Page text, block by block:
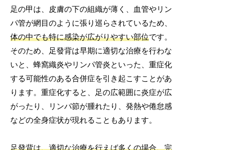
足の甲は、皮膚の下の組織が薄く、血管やリン
パ管が網目のように張り巡らされているため、
体の中でも特に感染が広がりやすい部位です。
そのため、足發背は早期に適切な治療を行わな
いと、蜂窩織炎やリンパ管炎といった、重症化
する可能性のある合併症を引き起こすことがあ
ります。重症化すると、足の広範囲に炎症が広
がったり、リンパ節が腫れたり、発熱や倦怠感
などの全身症状が現れることもあります。
足發背は、適切な治療を行えば多くの場合、完